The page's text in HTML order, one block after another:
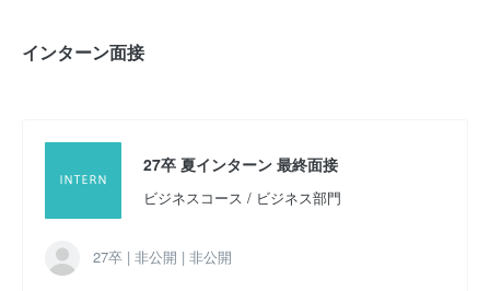
インターンシップへの参加が本選考でも有利になると思いました
インターン面接
27卒 夏インターン 最終面接
ビジネスコース / ビジネス部門
27卒 | 非公開 | 非公開